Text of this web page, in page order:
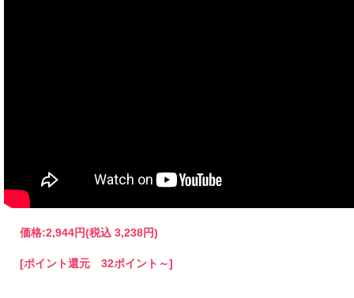
価格:2,944円(税込 3,238円)
[ポイント還元 32ポイント～]